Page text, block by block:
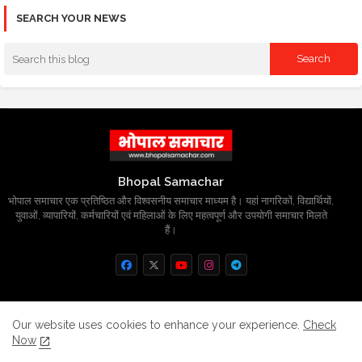
SEARCH YOUR NEWS
Bhopal Samachar
भोपाल समाचार एक प्रतिष्ठित और विश्वसनीय समाचार माध्यम है। यहां नागरिकों, विद्यार्थियों,
युवाओं, व्यापारियों, कर्मचारियों एवं महिलाओं के लिए महत्वपूर्ण और उपयोगी समाचार मिलते
हैं।
Home About Contact us
Privacy Policy
Our website uses cookies to enhance your experience. Check
Now